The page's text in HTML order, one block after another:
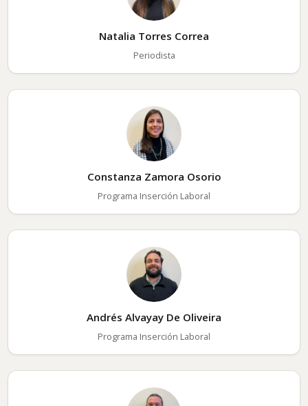
Natalia Torres Correa
Periodista
Constanza Zamora Osorio
Programa Inserción Laboral
Andrés Alvayay De Oliveira
Programa Inserción Laboral